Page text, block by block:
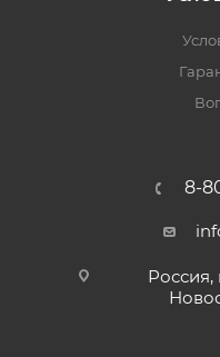
8-
Россия,